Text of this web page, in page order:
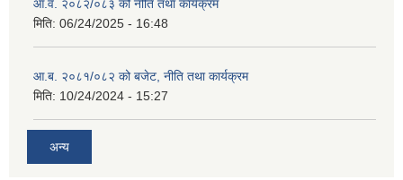
आ.व. २०८२/०८३ को नीति तथा कार्यक्रम
मिति: 06/24/2025 - 16:48
आ.ब. २०८१/०८२ को बजेट, नीति तथा कार्यक्रम
मिति: 10/24/2024 - 15:27
अन्य